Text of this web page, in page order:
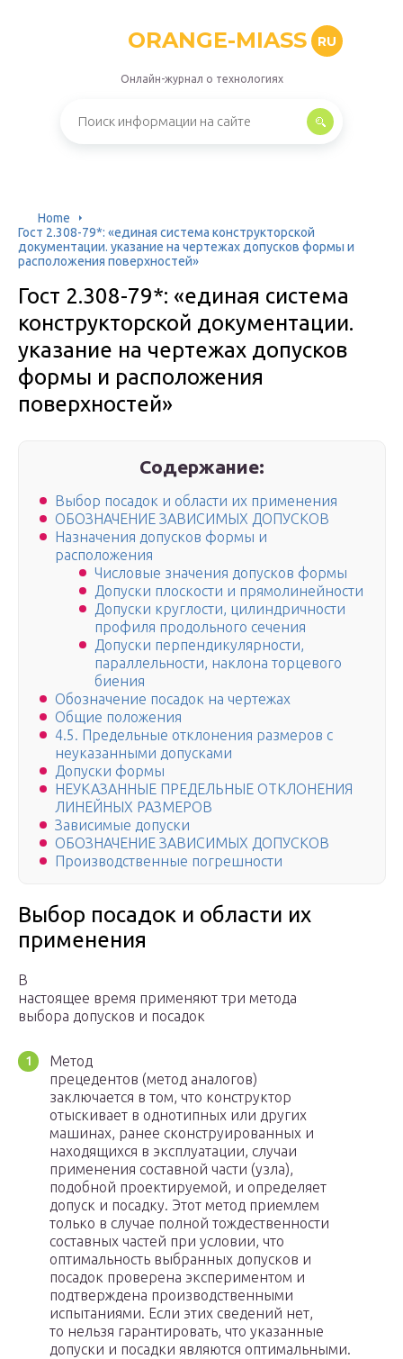
ORANGE-MIASS RU
Онлайн-журнал о технологиях
Home
Гост 2.308-79*: «единая система конструкторской
документации. указание на чертежах допусков формы и
расположения поверхностей»
Гост 2.308-79*: «единая система
конструкторской документации.
указание на чертежах допусков
формы и расположения
поверхностей»
Содержание:
Выбор посадок и области их применения
ОБОЗНАЧЕНИЕ ЗАВИСИМЫХ ДОПУСКОВ
Назначения допусков формы и
расположения
Числовые значения допусков формы
Допуски плоскости и прямолинейности
Допуски круглости, цилиндричности
профиля продольного сечения
Допуски перпендикулярности,
параллельности, наклона торцевого
биения
Обозначение посадок на чертежах
Общие положения
4.5. Предельные отклонения размеров с
неуказанными допусками
Допуски формы
НЕУКАЗАННЫЕ ПРЕДЕЛЬНЫЕ ОТКЛОНЕНИЯ
ЛИНЕЙНЫХ РАЗМЕРОВ
Зависимые допуски
ОБОЗНАЧЕНИЕ ЗАВИСИМЫХ ДОПУСКОВ
Производственные погрешности
Выбор посадок и области их
применения
В
настоящее время применяют три метода
выбора допусков и посадок
Метод
прецедентов (метод аналогов)
заключается в том, что конструктор
отыскивает в однотипных или других
машинах, ранее сконструированных и
находящихся в эксплуатации, случаи
применения составной части (узла),
подобной проектируемой, и определяет
допуск и посадку. Этот метод приемлем
только в случае полной тождественности
составных частей при условии, что
оптимальность выбранных допусков и
посадок проверена экспериментом и
подтверждена производственными
испытаниями. Если этих сведений нет,
то нельзя гарантировать, что указанные
допуски и посадки являются оптимальными.